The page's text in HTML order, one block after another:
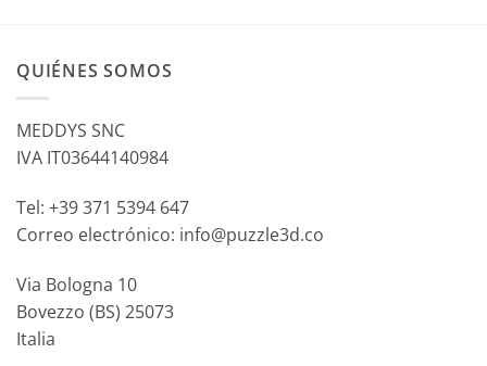
QUIÉNES SOMOS
MEDDYS SNC
IVA IT03644140984
Tel: +39 371 5394 647
Correo electrónico: info@puzzle3d.co
Via Bologna 10
Bovezzo (BS) 25073
Italia